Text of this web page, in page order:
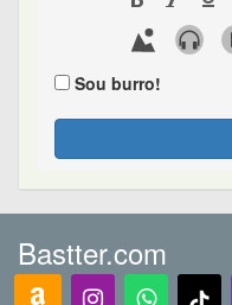
Sou burro!
Bastter.com